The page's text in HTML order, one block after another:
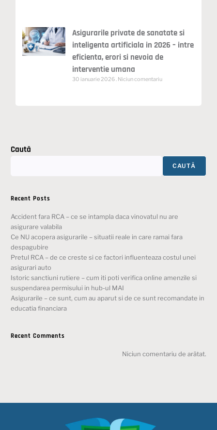
Asigurarile private de sanatate si
inteligenta artificiala in 2026 – intre
eficienta, erori si nevoia de
interventie umana
30 ianuarie 2026 Niciun comentariu
Caută
CAUTĂ
Recent Posts
Accident fara RCA – ce se intampla daca vinovatul nu are
asigurare valabila
Ce NU acopera asigurarile – situatii reale in care ramai fara
despagubire
Pretul RCA – de ce creste si ce factori influenteaza costul unei
asigurari auto
Istoric sanctiuni rutiere – cum iti poti verifica online amenzile si
suspendarea permisului in hub-ul MAI
Asigurarile – ce sunt, cum au aparut si de ce sunt recomandate in
educatia financiara
Recent Comments
Niciun comentariu de arătat.